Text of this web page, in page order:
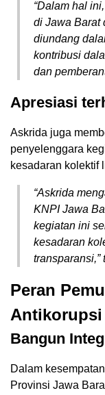
“Dalam hal
di Jawa Barat
diundang
kontribusi
dan
Apresiasi
Askrida juga
penyelenggara
kesadaran kolektif
“Askrida
KNPI Jawa
kegiatan ini
kesadaran
transparansi,”
Peran
Antikorupsi
Bangun
Dalam
Provinsi Jawa